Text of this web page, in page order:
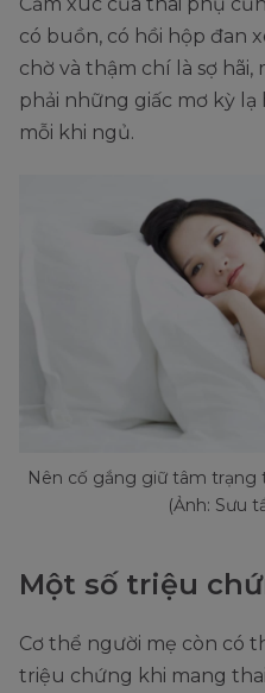
có buồn, có hồi hộp đan
chờ và thậm chí là sợ
phải những giấc mơ kỳ lạ
mỗi khi ngủ.
Nên cố gắng giữ tâm trạng
(Ảnh: Sưu
Một số triệu
Cơ thể người mẹ còn có
triệu chứng khi mang